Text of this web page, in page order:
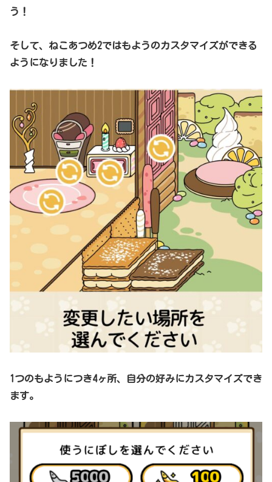
う！
そして、ねこあつめ2ではもようのカスタマイズができる
ようになりました！
1つのもようにつき4ヶ所、自分の好みにカスタマイズでき
ます。